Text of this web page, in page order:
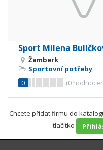
Sport Milena
Žamberk
Sportovní potřeby
0
(0
Chcete přidat firmu do
tlačítko